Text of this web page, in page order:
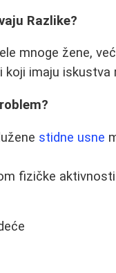
Razlike?
mnoge žene,
koji imaju
stidne usne
fizičke aktivnosti